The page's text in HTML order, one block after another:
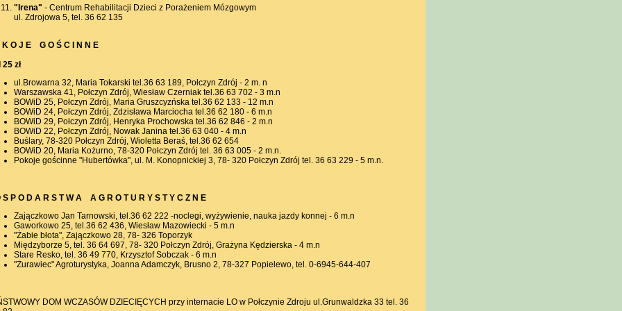
"Irena" - Centrum Rehabilitacji Dzieci z Porażeniem Mózgowym
ul. Zdrojowa 5, tel. 36 62 135
K O J E G O Ś C I N N E
25 zł
ul.Browarna 32, Maria Tokarski tel.36 63 189, Połczyn Zdrój - 2 m. n
Warszawska 41, Połczyn Zdrój, Wiesław Czerniak tel.36 63 702 - 3 m.n
BOWiD 25, Połczyn Zdrój, Maria Gruszcyzńska tel.36 62 133 - 12 m.n
BOWiD 24, Połczyn Zdrój, Zdzisława Marciocha tel.36 62 180 - 6 m.n
BOWiD 29, Połczyn Zdrój, Henryka Prochowska tel.36 62 846 - 2 m.n
BOWiD 22, Połczyn Zdrój, Nowak Janina tel.36 63 040 - 4 m.n
Buślary, 78-320 Połczyn Zdrój, Wioletta Beraś, tel.36 62 654
BOWiD 20, Maria Kożurno, 78-320 Połczyn Zdrój tel. 36 63 005 - 2 m.n.
Pokoje gościnne "Hubertówka", ul. M. Konopnickiej 3, 78- 320 Połczyn Zdrój tel. 36 63 229 - 5 m.n.
S P O D A R S T W A A G R O T U R Y S T Y C Z N E
Zajączkowo Jan Tarnowski, tel.36 62 222 -noclegi, wyżywienie, nauka jazdy konnej - 6 m.n
Gaworkowo 25, tel.36 62 436, Wiesław Mazowiecki - 5 m.n
"Żabie błota", Zajączkowo 28, 78- 326 Toporzyk
Międzyborze 5, tel. 36 64 697, 78- 320 Połczyn Zdrój, Grażyna Kędzierska - 4 m.n
Stare Resko, tel. 36 49 770, Krzysztof Sobczak - 6 m.n
"Żurawiec" Agroturystyka, Joanna Adamczyk, Brusno 2, 78-327 Popielewo, tel. 0-6945-644-407
DOM WCZASÓW DZIECIĘCYCH przy internacie LO w Połczynie Zdroju ul.Grunwaldzka 33 tel. 36